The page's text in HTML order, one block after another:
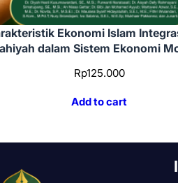
Ekonomi Islam
dalam Sistem Ekonomi
Rp125.000
Add to cart